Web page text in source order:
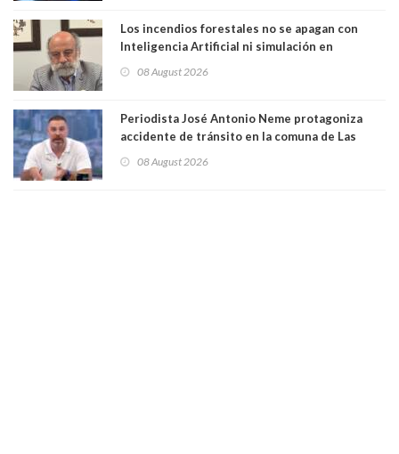
Los incendios forestales no se apagan con
Inteligencia Artificial ni simulación en
Magister en Asentamientos Humanos PUC
08 August 2026
Periodista José Antonio Neme protagoniza
accidente de tránsito en la comuna de Las
08 August 2026